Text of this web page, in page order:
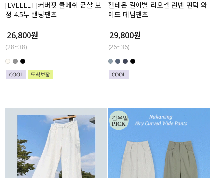
[EVELLET]커버핏 쿨메쉬 군살 보
정 4.5부 밴딩팬츠
26,800원
(28~38)
헬테온 길이별 리오셀 린넨 핀턱 와
이드 데님팬츠
29,800원
(26~36)